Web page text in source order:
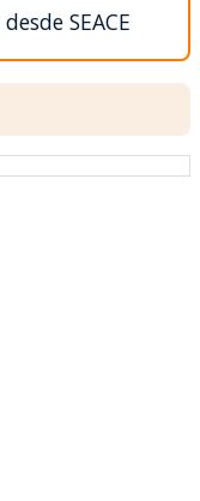
SEACE